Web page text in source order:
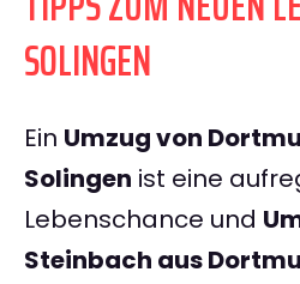
SOLINGEN
Ein Umzug von
Solingen ist eine
Lebenschance und
Steinbach aus